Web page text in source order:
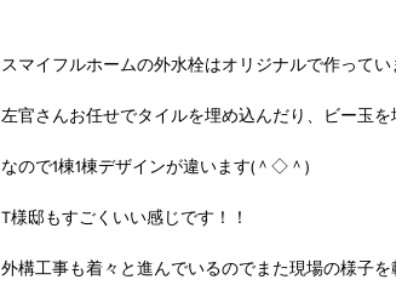
スマイフルホームの外水栓はオリジナルで作ってい
左官さんお任せでタイルを埋め込んだり、ビー玉を
なので1棟1棟デザインが違います(＾◇＾)
T様邸もすごくいい感じです！！
外構工事も着々と進んでいるのでまた現場の様子を